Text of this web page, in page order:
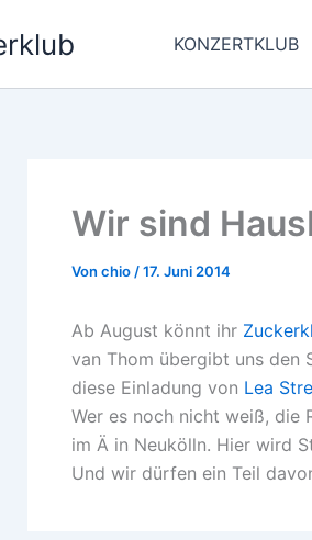
KONZERTKLUB
Wir sind
Von chio /17. Juni 2014
Ab August könnt ihr
van Thom übergibt uns den
diese Einladung von Lea
Wer es noch nicht weiß, die
im Ä in Neukölln. Hier wird
Und wir dürfen ein Teil